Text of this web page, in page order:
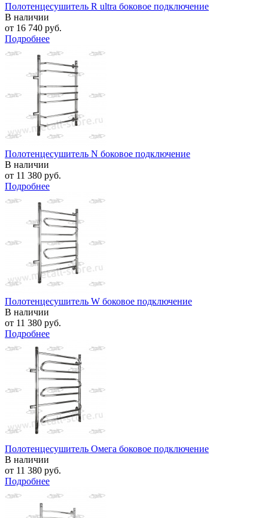
Полотенцесушитель R ultra боковое подключение
В наличии
от 16 740 руб.
Подробнее
Полотенцесушитель N боковое подключение
В наличии
от 11 380 руб.
Подробнее
Полотенцесушитель W боковое подключение
В наличии
от 11 380 руб.
Подробнее
Полотенцесушитель Омега боковое подключение
В наличии
от 11 380 руб.
Подробнее